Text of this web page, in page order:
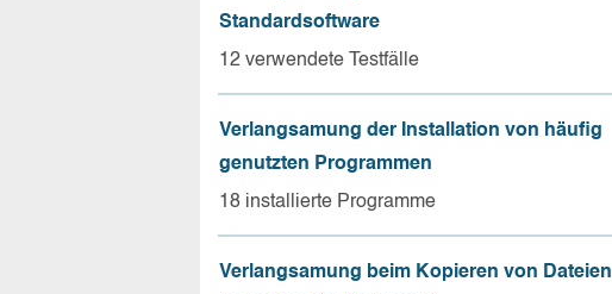
Standardsoftware
12 verwendete Testfälle
Verlangsamung der Installation von häufig
genutzten Programmen
18 installierte Programme
Verlangsamung beim Kopieren von Dateien